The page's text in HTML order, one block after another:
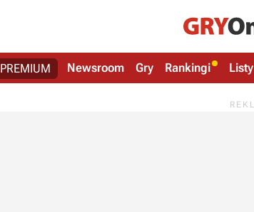
PREMIUM Newsroom Gry Rankingi Listy